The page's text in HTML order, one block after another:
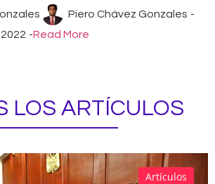
Piero Chávez Gonzales -
-Read More
LOS ARTÍCULOS
Artículos